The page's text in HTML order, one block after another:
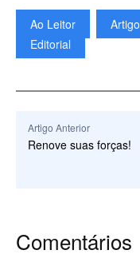
Ao Leitor Artigo
Editorial
Artigo Anterior
Renove suas forças!
Comentários